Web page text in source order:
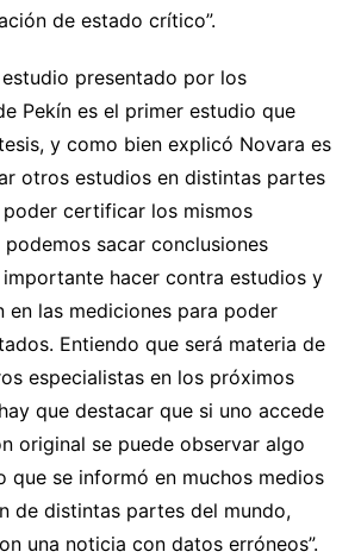
de estado crítico”.
presentado por los
Pekín es el primer estudio que
y como bien explicó Novara es
otros estudios en distintas partes
certificar los mismos
sacar conclusiones
importante hacer contra estudios y
en las mediciones para poder
Entiendo que será materia de
especialistas en los próximos
que destacar que si uno accede
original se puede observar algo
que se informó en muchos medios
de distintas partes del mundo,
una noticia con datos erróneos”.